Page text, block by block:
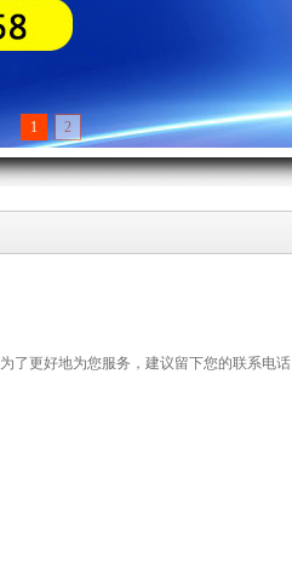
1 2
为了更好地为您服务，建议留下您的联系电话